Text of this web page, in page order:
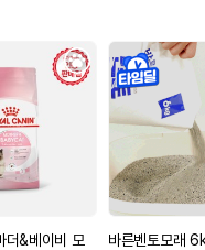
더&베이비 모
바른벤토모래